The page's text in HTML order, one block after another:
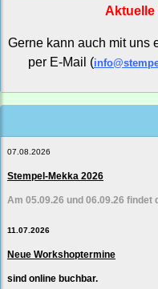
Aktuelle
Gerne kann auch mit uns
per E-Mail (
07.08.2026
Stempel-Mekka 2026
Am 05.09.26 und 06.09.26
11.07.2026
Neue Workshoptermine
sind online buchbar.